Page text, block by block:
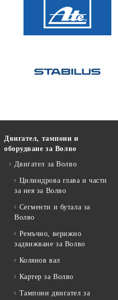
Двигател, тампони и
оборудване за Волво
Двигател за Волво
Цилиндрова глава и части
за нея за Волво
Сегменти и бутала за
Волво
Ремъчно, верижно
задвижване за Волво
Колянов вал
Картер за Волво
Тампони двигател за